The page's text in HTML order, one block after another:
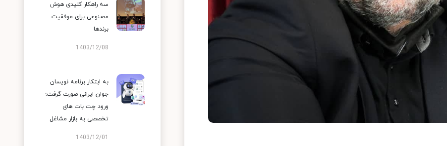
سه راهکار کلیدی هوش
مصنوعی برای موفقیت
برندها
1403/12/08
به ابتکار برنامه نویسان
جوان ایرانی صورت گرفت؛
ورود چت بات های
تخصصی به بازار مشاغل
1403/12/01